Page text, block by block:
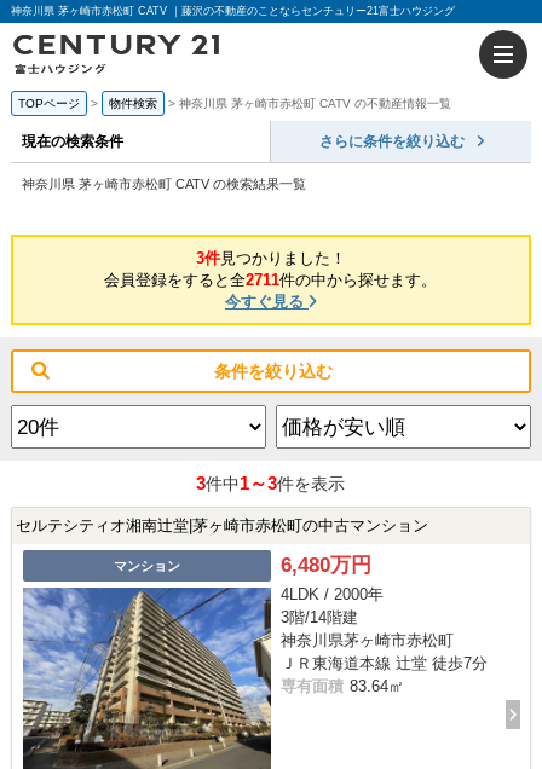
神奈川県 茅ヶ崎市赤松町 CATV ｜藤沢の不動産のことならセンチュリー21富士ハウジング
TOPページ 物件検索 神奈川県 茅ヶ崎市赤松町 CATV の不動産情報一覧
現在の検索条件 さらに条件を絞り込む
神奈川県 茅ヶ崎市赤松町 CATV の検索結果一覧
3件見つかりました！
会員登録をすると全2711件の中から探せます。
今すぐ見る
条件を絞り込む
3件中1～3件を表示
セルテシティオ湘南辻堂|茅ヶ崎市赤松町の中古マンション
マンション 6,480万円
4LDK / 2000年
3階/14階建
神奈川県茅ヶ崎市赤松町
ＪＲ東海道本線 辻堂 徒歩7分
専有面積 83.64㎡